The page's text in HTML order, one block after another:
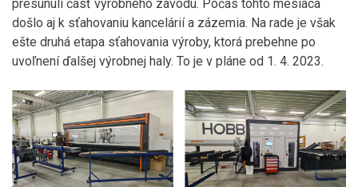
presunuli časť výrobného závodu. Počas tohto mesiaca
došlo aj k sťahovaniu kancelárií a zázemia. Na rade je však
ešte druhá etapa sťahovania výroby, ktorá prebehne po
uvoľnení ďalšej výrobnej haly. To je v pláne od 1. 4. 2023.